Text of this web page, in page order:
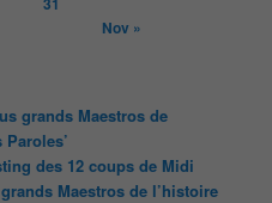
Nov »
grands Maestros de
des 12 coups de Midi
Maestros de l’histoire